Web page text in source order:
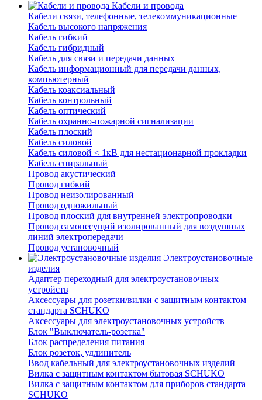
Кабели и провода
Кабели связи, телефонные, телекоммуникационные
Кабель высокого напряжения
Кабель гибкий
Кабель гибридный
Кабель для связи и передачи данных
Кабель информационный для передачи данных,
компьютерный
Кабель коаксиальный
Кабель контрольный
Кабель оптический
Кабель охранно-пожарной сигнализации
Кабель плоский
Кабель силовой
Кабель силовой < 1кВ для нестационарной прокладки
Кабель спиральный
Провод акустический
Провод гибкий
Провод неизолированный
Провод одножильный
Провод плоский для внутренней электропроводки
Провод самонесущий изолированный для воздушных
линий электропередачи
Провод установочный
Электроустановочные
изделия
Адаптер переходный для электроустановочных
устройств
Аксессуары для розетки/вилки с защитным контактом
стандарта SCHUKO
Аксессуары для электроустановочных устройств
Блок "Выключатель-розетка"
Блок распределения питания
Блок розеток, удлинитель
Ввод кабельный для электроустановочных изделий
Вилка с защитным контактом бытовая SCHUKO
Вилка с защитным контактом для приборов стандарта
SCHUKO